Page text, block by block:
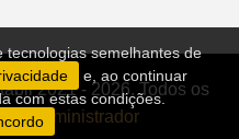
tecnologias semelhantes de
e, ao continuar
com estas condições.
2021 - 2026. Todos os
Administrador